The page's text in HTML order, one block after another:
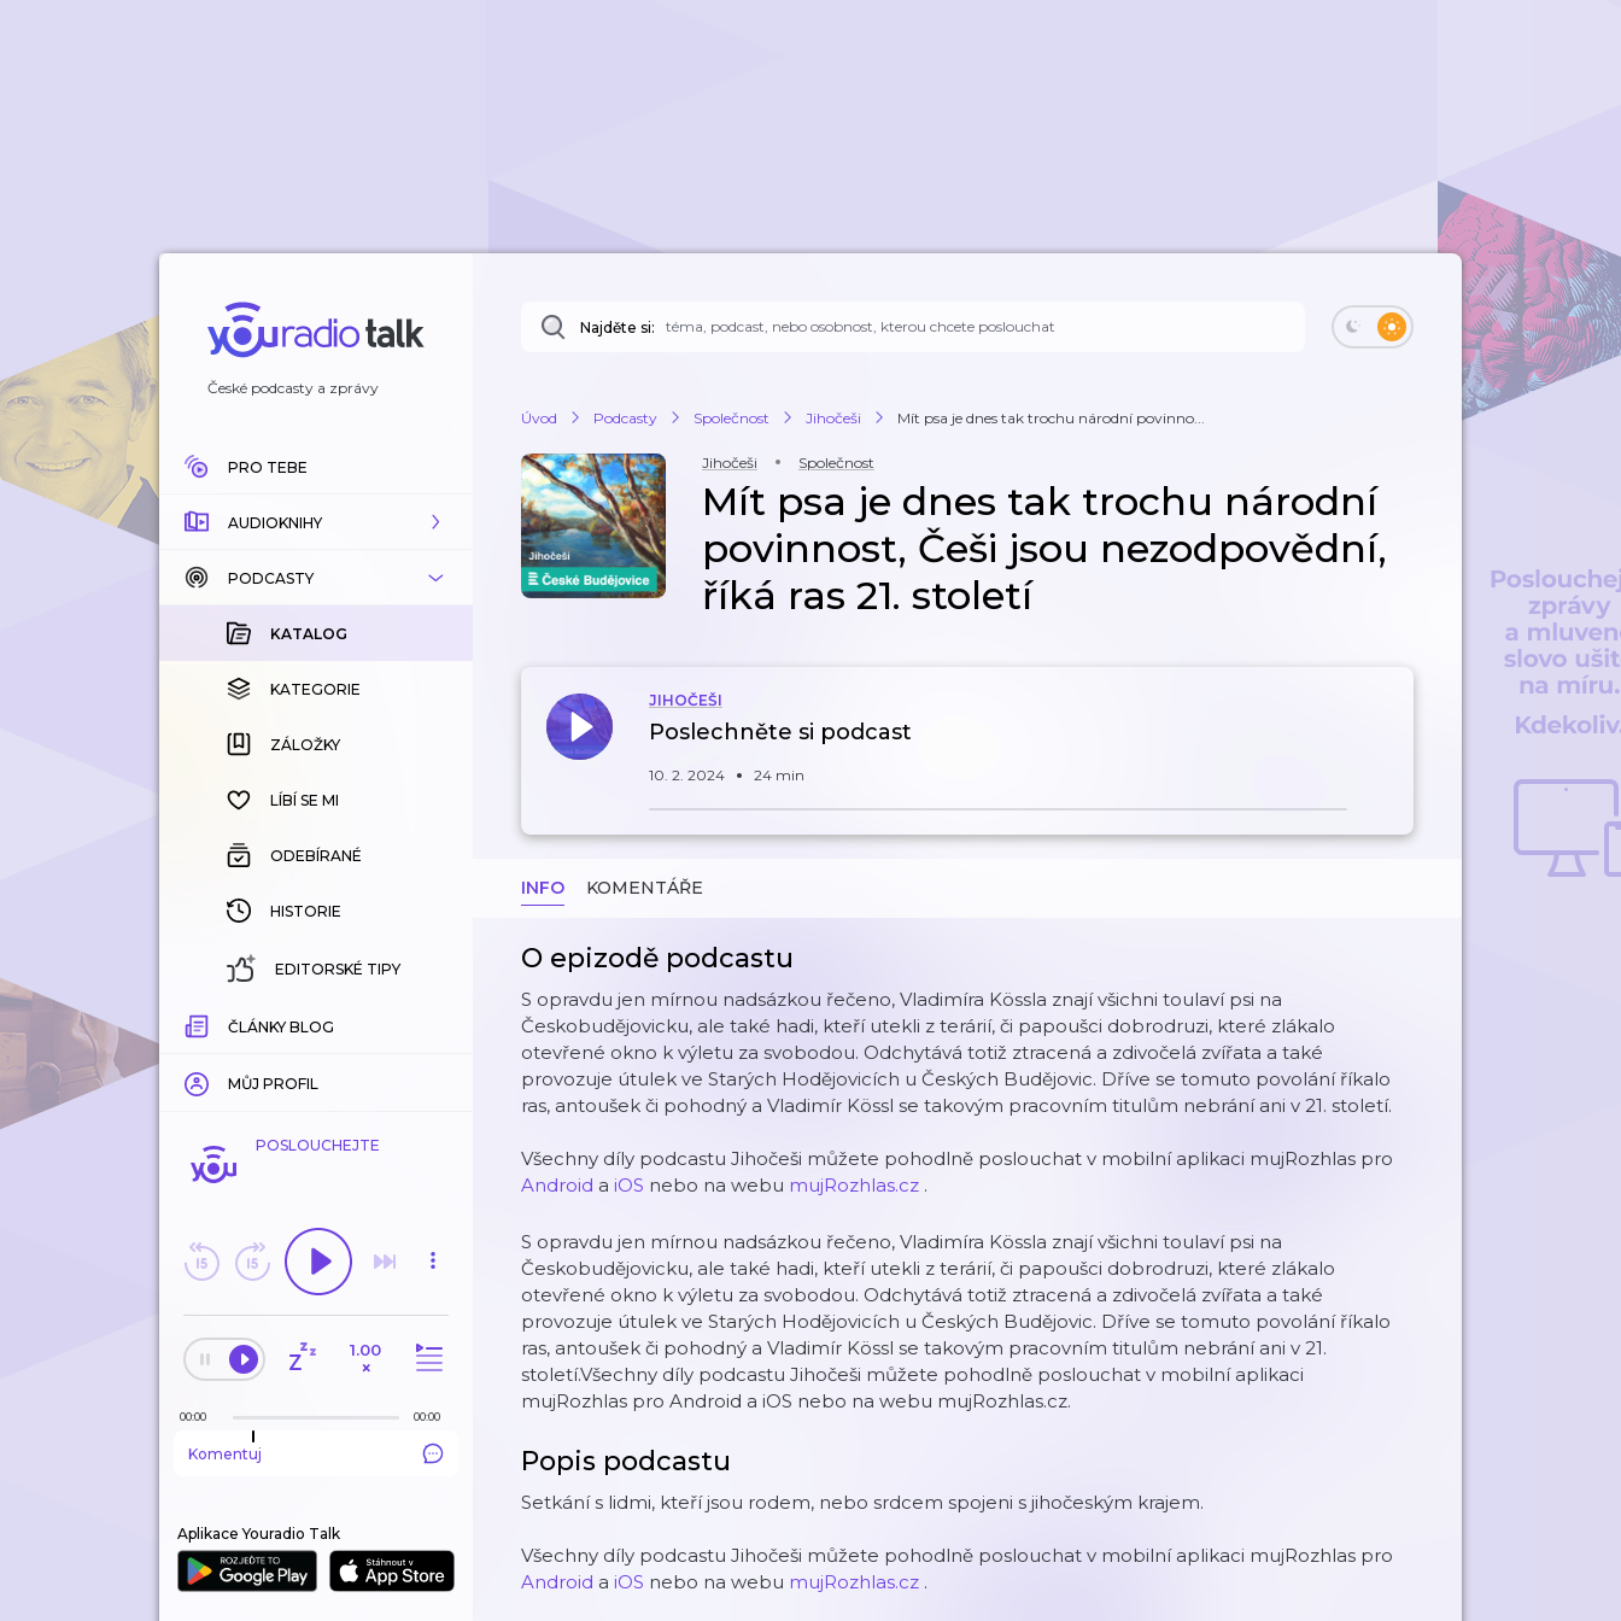
České podcasty a zprávy
PRO TEBE
AUDIOKNIHY
KATALOG
KOUPENÉ
KATEGORIE
ZÁLOŽKY
HISTORIE
PODCASTY
KATALOG
KATEGORIE
ZÁLOŽKY
LÍBÍ SE MI
ODEBÍRANÉ
HISTORIE
EDITORSKÉ TIPY
ČLÁNKY BLOG
MŮJ PROFIL
POSLOUCHEJTE
1.00
×
00:00 00:00
Komentuj
Aplikace Youradio Talk
Najděte si:
Úvod Podcasty Společnost Jihočeši Mít psa je dnes tak trochu národní povinno...
Jihočeši Společnost
Mít psa je dnes tak trochu národní
povinnost, Češi jsou nezodpovědní,
říká ras 21. století
JIHOČEŠI
Poslechněte si podcast
10. 2. 2024 24 min
INFO KOMENTÁŘE
O epizodě podcastu
S opravdu jen mírnou nadsázkou řečeno, Vladimíra Kössla znají všichni toulaví psi na
Českobudějovicku, ale také hadi, kteří utekli z terárií, či papoušci dobrodruzi, které zlákalo
otevřené okno k výletu za svobodou. Odchytává totiž ztracená a zdivočelá zvířata a také
provozuje útulek ve Starých Hodějovicích u Českých Budějovic. Dříve se tomuto povolání říkalo
ras, antoušek či pohodný a Vladimír Kössl se takovým pracovním titulům nebrání ani v 21. století.
Všechny díly podcastu Jihočeši můžete pohodlně poslouchat v mobilní aplikaci mujRozhlas pro
Android a iOS nebo na webu mujRozhlas.cz .
S opravdu jen mírnou nadsázkou řečeno, Vladimíra Kössla znají všichni toulaví psi na
Českobudějovicku, ale také hadi, kteří utekli z terárií, či papoušci dobrodruzi, které zlákalo
otevřené okno k výletu za svobodou. Odchytává totiž ztracená a zdivočelá zvířata a také
provozuje útulek ve Starých Hodějovicích u Českých Budějovic. Dříve se tomuto povolání říkalo
ras, antoušek či pohodný a Vladimír Kössl se takovým pracovním titulům nebrání ani v 21.
století.Všechny díly podcastu Jihočeši můžete pohodlně poslouchat v mobilní aplikaci
mujRozhlas pro Android a iOS nebo na webu mujRozhlas.cz.
Popis podcastu
Setkání s lidmi, kteří jsou rodem, nebo srdcem spojeni s jihočeským krajem.
Všechny díly podcastu Jihočeši můžete pohodlně poslouchat v mobilní aplikaci mujRozhlas pro
Android a iOS nebo na webu mujRozhlas.cz .